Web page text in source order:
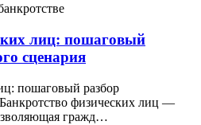
лиц: пошаговый
сценария
пошаговый разбор
физических лиц —
гражд…